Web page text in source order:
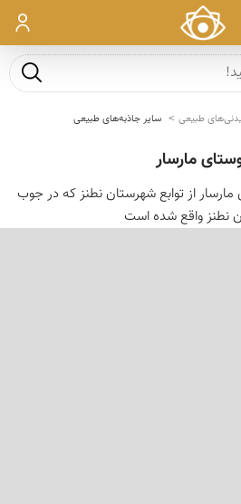
ورود
جست و
طبیعی سایر جاذبه‌های طبیعی
مارسار
از توابع شهرستان نطنز که در جوب
نطنز واقع شده است